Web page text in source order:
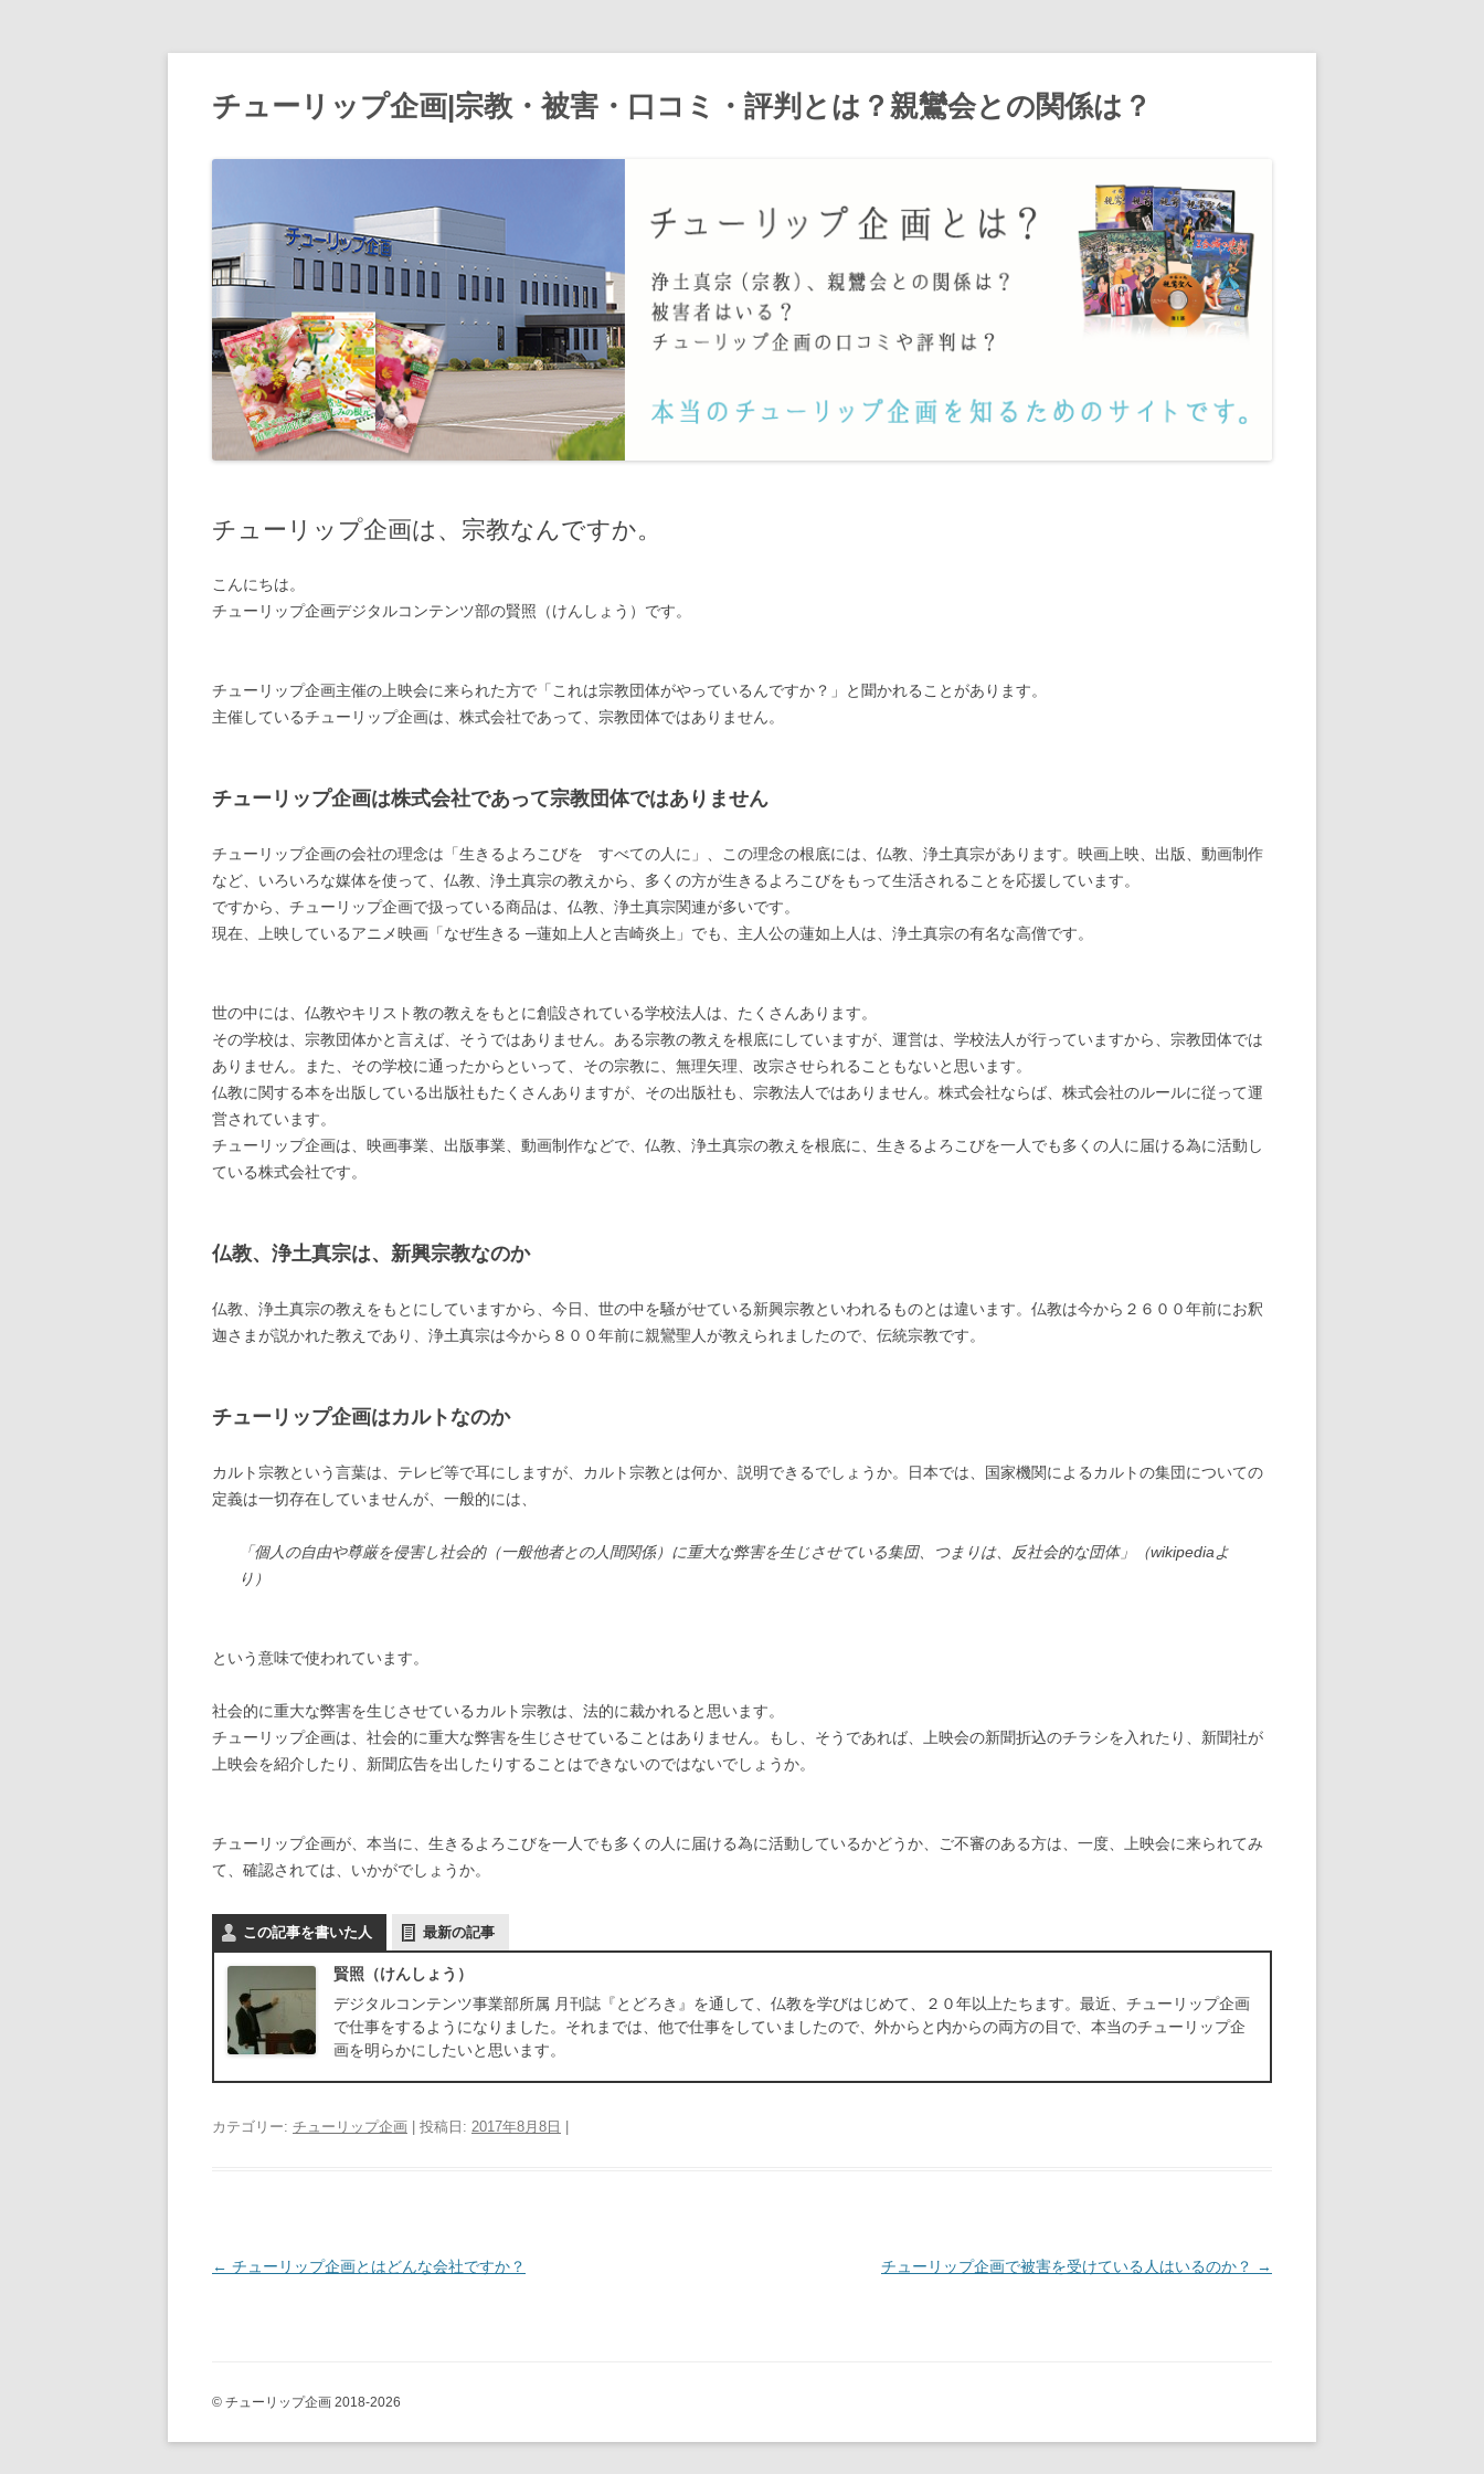
チューリップ企画|宗教・被害・口コミ・評判とは？親鸞会との関係は？
チューリップ企画は、宗教なんですか。
こんにちは。
チューリップ企画デジタルコンテンツ部の賢照（けんしょう）です。
チューリップ企画主催の上映会に来られた方で「これは宗教団体がやっているんですか？」と聞かれることがあります。
主催しているチューリップ企画は、株式会社であって、宗教団体ではありません。
チューリップ企画は株式会社であって宗教団体ではありません
チューリップ企画の会社の理念は「生きるよろこびを すべての人に」、この理念の根底には、仏教、浄土真宗があります。映画上映、出版、動画制作
など、いろいろな媒体を使って、仏教、浄土真宗の教えから、多くの方が生きるよろこびをもって生活されることを応援しています。
ですから、チューリップ企画で扱っている商品は、仏教、浄土真宗関連が多いです。
現在、上映しているアニメ映画「なぜ生きる ─蓮如上人と吉崎炎上」でも、主人公の蓮如上人は、浄土真宗の有名な高僧です。
世の中には、仏教やキリスト教の教えをもとに創設されている学校法人は、たくさんあります。
その学校は、宗教団体かと言えば、そうではありません。ある宗教の教えを根底にしていますが、運営は、学校法人が行っていますから、宗教団体では
ありません。また、その学校に通ったからといって、その宗教に、無理矢理、改宗させられることもないと思います。
仏教に関する本を出版している出版社もたくさんありますが、その出版社も、宗教法人ではありません。株式会社ならば、株式会社のルールに従って運
営されています。
チューリップ企画は、映画事業、出版事業、動画制作などで、仏教、浄土真宗の教えを根底に、生きるよろこびを一人でも多くの人に届ける為に活動し
ている株式会社です。
仏教、浄土真宗は、新興宗教なのか
仏教、浄土真宗の教えをもとにしていますから、今日、世の中を騒がせている新興宗教といわれるものとは違います。仏教は今から２６００年前にお釈
迦さまが説かれた教えであり、浄土真宗は今から８００年前に親鸞聖人が教えられましたので、伝統宗教です。
チューリップ企画はカルトなのか
カルト宗教という言葉は、テレビ等で耳にしますが、カルト宗教とは何か、説明できるでしょうか。日本では、国家機関によるカルトの集団についての
定義は一切存在していませんが、一般的には、
「個人の自由や尊厳を侵害し社会的（一般他者との人間関係）に重大な弊害を生じさせている集団、つまりは、反社会的な団体」（wikipediaよ
り）
という意味で使われています。
社会的に重大な弊害を生じさせているカルト宗教は、法的に裁かれると思います。
チューリップ企画は、社会的に重大な弊害を生じさせていることはありません。もし、そうであれば、上映会の新聞折込のチラシを入れたり、新聞社が
上映会を紹介したり、新聞広告を出したりすることはできないのではないでしょうか。
チューリップ企画が、本当に、生きるよろこびを一人でも多くの人に届ける為に活動しているかどうか、ご不審のある方は、一度、上映会に来られてみ
て、確認されては、いかがでしょうか。
この記事を書いた人 最新の記事
賢照（けんしょう）
デジタルコンテンツ事業部所属 月刊誌『とどろき』を通して、仏教を学びはじめて、２０年以上たちます。最近、チューリップ企画
で仕事をするようになりました。それまでは、他で仕事をしていましたので、外からと内からの両方の目で、本当のチューリップ企
画を明らかにしたいと思います。
カテゴリー: チューリップ企画 | 投稿日: 2017年8月8日 |
投
← チューリップ企画とはどんな会社ですか？ チューリップ企画で被害を受けている人はいるのか？ →
© チューリップ企画 2018-2026